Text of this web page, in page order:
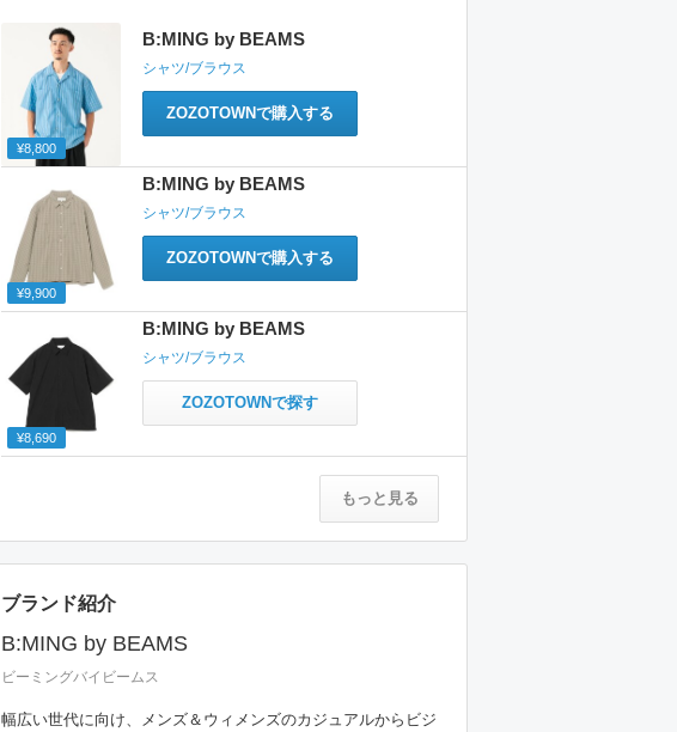
¥8,800
B:MING by BEAMS
シャツ/ブラウス
ZOZOTOWNで購入する
¥9,900
B:MING by BEAMS
シャツ/ブラウス
ZOZOTOWNで購入する
¥8,690
B:MING by BEAMS
シャツ/ブラウス
ZOZOTOWNで探す
もっと見る
ブランド紹介
B:MING by BEAMS
ビーミングバイビームス
幅広い世代に向け、メンズ＆ウィメンズのカジュアルからビジ